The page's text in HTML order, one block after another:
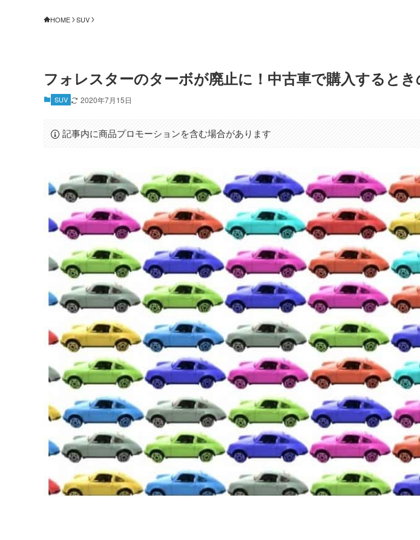
HOME SUV
フォレスターのターボが廃止に！中古車で購入するとき
SUV 2020年7月15日
記事内に商品プロモーションを含む場合があります